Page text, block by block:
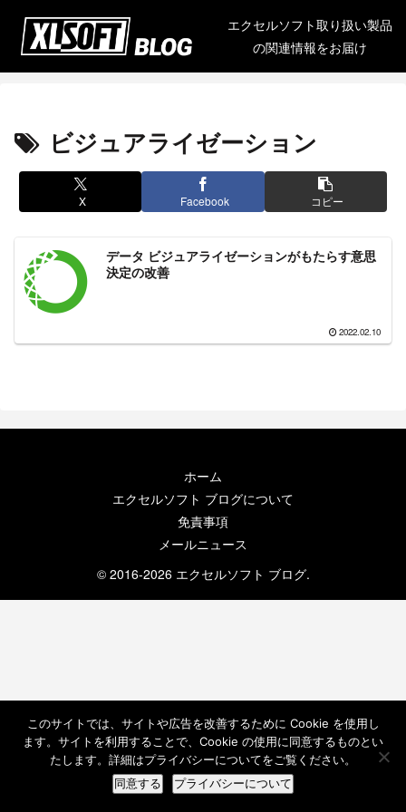
エクセルソフト取り扱い製品
の関連情報をお届け
ビジュアライゼーション
X Facebook コピー
データ ビジュアライゼーションがもたらす意思
決定の改善
2022.02.10
ホーム
エクセルソフト ブログについて
免責事項
メールニュース
© 2016-2026 エクセルソフト ブログ.
このサイトでは、サイトや広告を改善するために Cookie を使用し
ます。サイトを利用することで、Cookie の使用に同意するものとい
たします。詳細はプライバシーについてをご覧ください。
同意する プライバシーについて